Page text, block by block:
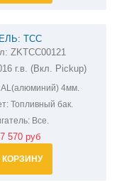
ТСС
БАКА УАЗ
ZKTCC00121
ZKTCC00121
г.в. (Вкл. Pickup)
AL(алюминий) 4мм.
Топливный бак.
Все.
570 руб
КОРЗИНУ